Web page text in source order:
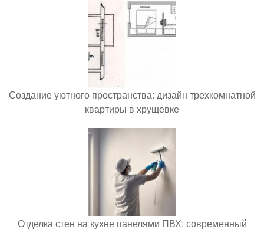
Создание уютного пространства: дизайн трехкомнатной
квартиры в хрущевке
Отделка стен на кухне панелями ПВХ: современный